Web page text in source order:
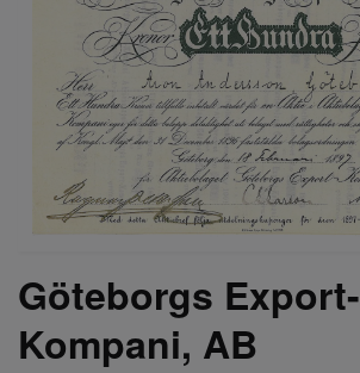
Göteborgs Export-
Kompani, AB